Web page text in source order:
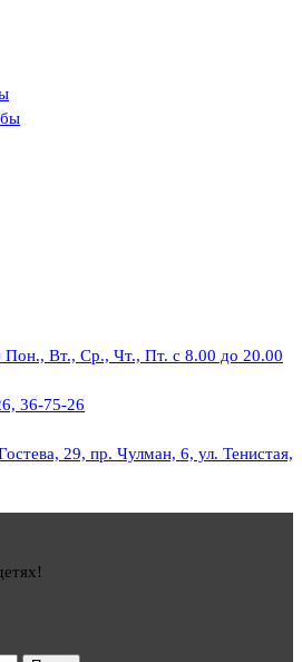
Пон., Вт., Ср., Чт., Пт. с 8.00 до 20.00
36-75-26
29, пр. Чулман, 6, ул. Тенистая,